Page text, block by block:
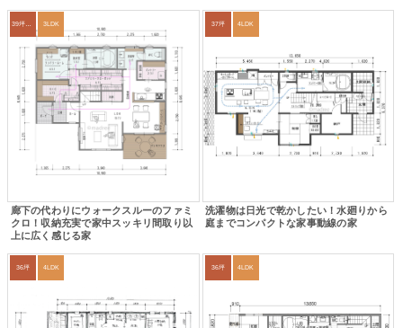
3LDK
廊下の代わりにウォークスルーのファミ
クロ！収納充実で家中スッキリ間取り以
上に広く感じる家
37坪 4LDK
洗濯物は日光で乾かしたい！水廻りから
庭までコンパクトな家事動線の家
36坪 4LDK 36坪 4LDK